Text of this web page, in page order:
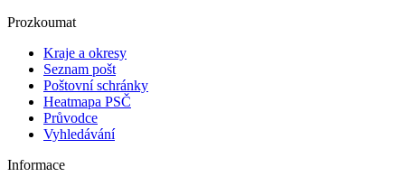
Prozkoumat
Kraje a okresy
Seznam pošt
Poštovní schránky
Heatmapa PSČ
Průvodce
Vyhledávání
Informace